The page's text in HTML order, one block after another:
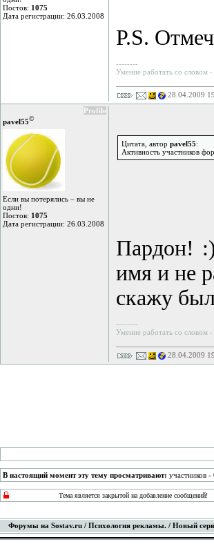
Постов: 1075
Дата регистрации: 26.03.2008
P.S.
--------
Умение работать со словом
28.04.2009
Profile
pavel55©
Если вы потерялись – вы не
одни!
Постов: 1075
Дата регистрации: 26.03.2008
Цитата, автор pavel55:
Активность участников
Пардон! :)
имя и не
скажу
--------
Умение работать со словом
28.04.2009
В настоящий момент эту тему просматривают: участников -
Тема является закрытой на добавление сообщений!
Форумы на Sostav.ru / Психология рекламы. / Новый